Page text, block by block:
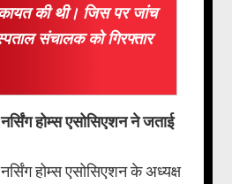
की थी। जिस पर जांच
संचालक को गिरफ्तार
होम्स एसोसिएशन ने जताई
होम्स एसोसिएशन के अध्यक्ष